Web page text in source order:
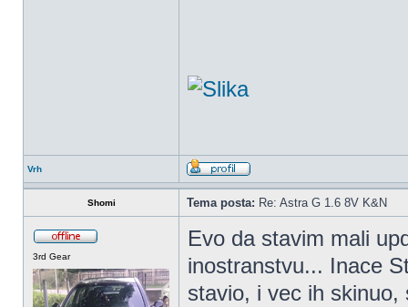
Vrh
Shomi Tema posta: Re: Astra G 1.6 8V K&N
3rd Gear
Evo da stavim mali
inostranstvu... Inace
stavio, i vec ih skinuo,